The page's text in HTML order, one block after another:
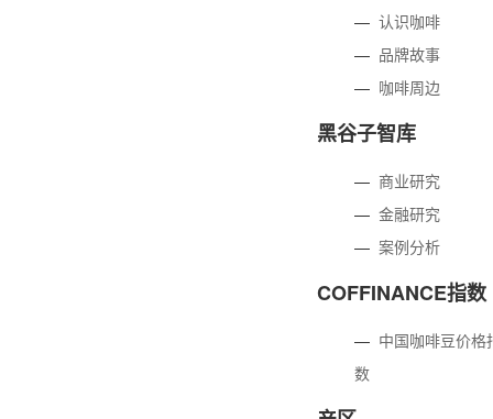
—认识咖啡
— 品牌故事
— 咖啡周边
黑谷子智库
— 商业研究
—金融研究
—案例分析
COFFINANCE指数
— 中国咖啡豆价格
数